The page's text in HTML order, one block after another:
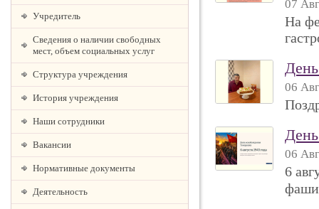
Учредитель
Сведения о наличии свободных
мест, объем социальных услуг
Структура учреждения
История учреждения
Наши сотрудники
Вакансии
Нормативные документы
Деятельность
07
На
06
06
6